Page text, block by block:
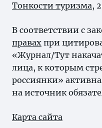
Тонкости туризма,
В соответствии с
правах при
«Журнал/Тут
лица, к которым
россиянки»
на источник
Карта сайта